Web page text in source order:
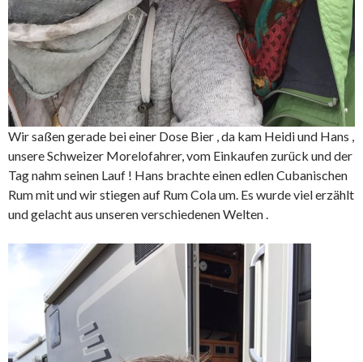
Wir saßen gerade bei einer Dose Bier , da kam Heidi und Hans ,
unsere Schweizer Morelofahrer, vom Einkaufen zurück und der
Tag nahm seinen Lauf ! Hans brachte einen edlen Cubanischen
Rum mit und wir stiegen auf Rum Cola um. Es wurde viel erzählt
und gelacht aus unseren verschiedenen Welten .